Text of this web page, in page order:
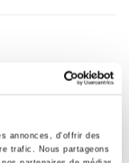
annonces, d'offrir des
trafic. Nous partageons